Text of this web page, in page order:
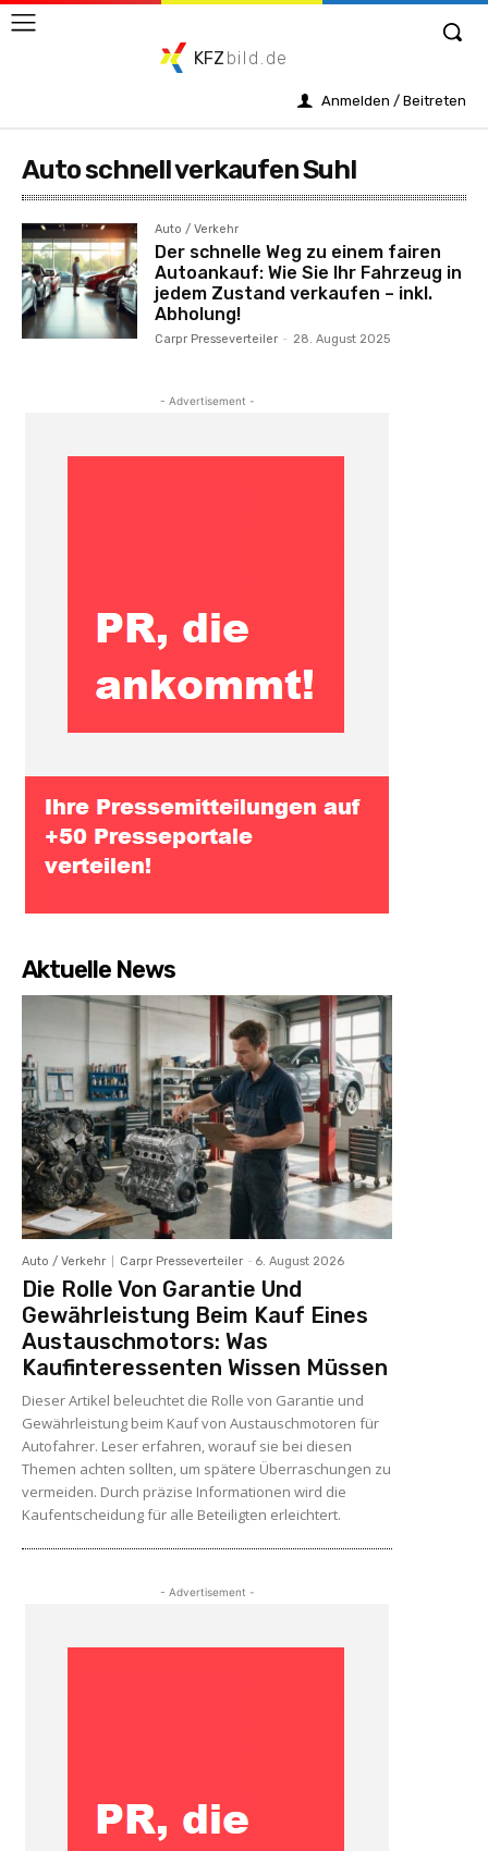
KFZ bild.de
Anmelden / Beitreten
Auto schnell verkaufen Suhl
Auto / Verkehr
Der schnelle Weg zu einem fairen
Autoankauf: Wie Sie Ihr Fahrzeug in
jedem Zustand verkaufen – inkl.
Abholung!
Carpr Presseverteiler - 28. August 2025
- Advertisement -
Aktuelle News
Auto / Verkehr Carpr Presseverteiler - 6. August 2026
Die Rolle Von Garantie Und
Gewährleistung Beim Kauf Eines
Austauschmotors: Was
Kaufinteressenten Wissen Müssen
Dieser Artikel beleuchtet die Rolle von Garantie und
Gewährleistung beim Kauf von Austauschmotoren für
Autofahrer. Leser erfahren, worauf sie bei diesen
Themen achten sollten, um spätere Überraschungen zu
vermeiden. Durch präzise Informationen wird die
Kaufentscheidung für alle Beteiligten erleichtert.
- Advertisement -